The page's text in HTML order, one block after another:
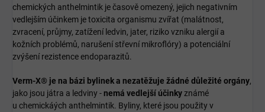
chemických anthelmintik je časově omezený, jejich negativním
vedlejším účinkem je toxicita organismu zvířat (malátnost,
zvracení, průjmy, zatížení ledvin, jater, riziko vzniku alergií a
kožních problémů, narušení střevní mikroflóry) a potenciální
zvýšení rezistence endoparazitů.
Verm-X® je na bázi bylinek a nezatěžuje žádné důležité orgány,
jako jsou játra a ledviny -nemá vedlejší účinkyznámé
u chemickáých anthelmintik. Byliny, které jsou použity v